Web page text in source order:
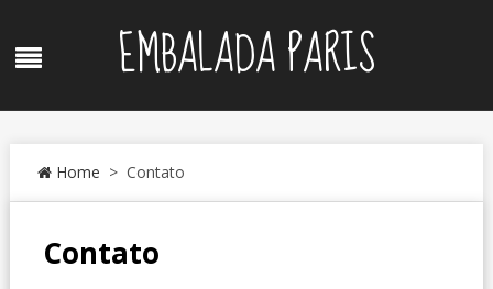
contentMenu EMBALADA PARIS
Home > Contato
Contato